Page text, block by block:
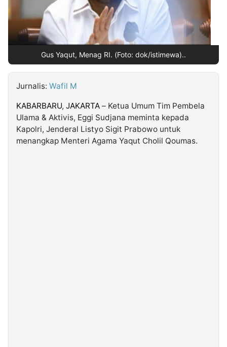
Kabarbaru.co
Gus Yaqut, Menag RI. (Foto: dok/istimewa)..
Jurnalis: Wafil M
KABARBARU, JAKARTA – Ketua Umum Tim Pembela
Ulama & Aktivis, Eggi Sudjana meminta kepada
Kapolri, Jenderal Listyo Sigit Prabowo untuk
menangkap Menteri Agama Yaqut Cholil Qoumas.